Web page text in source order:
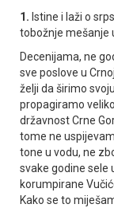
1. Istine i laži o
tobožnje mešanje
Decenijama, ne
sve poslove u
želji da širimo
propagiramo
državnost Crne
tome ne
tone u vodu, ne
svake godine sele
korumpirane
Kako se to